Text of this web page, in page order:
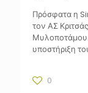
Πρόσφατα η
τον ΑΣ
υποστήριξη
0